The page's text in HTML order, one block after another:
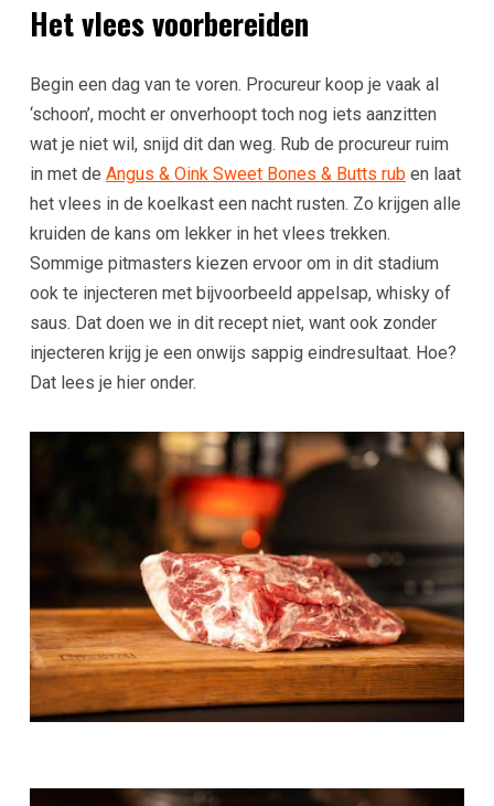
Het vlees voorbereiden
Begin een dag van te voren. Procureur koop je vaak al
‘schoon’, mocht er onverhoopt toch nog iets aanzitten
wat je niet wil, snijd dit dan weg. Rub de procureur ruim
in met de Angus & Oink Sweet Bones & Butts ruben laat
het vlees in de koelkast een nacht rusten. Zo krijgen alle
kruiden de kans om lekker in het vlees trekken.
Sommige pitmasters kiezen ervoor om in dit stadium
ook te injecteren met bijvoorbeeld appelsap, whisky of
saus. Dat doen we in dit recept niet, want ook zonder
injecteren krijg je een onwijs sappig eindresultaat. Hoe?
Dat lees je hier onder.